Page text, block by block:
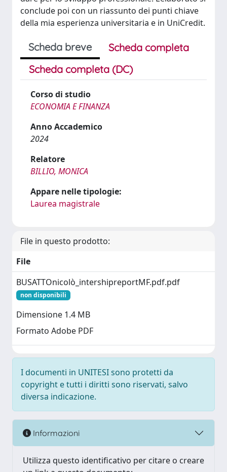
conclude poi con un riassunto dei punti chiave
della mia esperienza universitaria e in UniCredit.
Scheda breve
Scheda completa
Scheda completa (DC)
Corso di studio
ECONOMIA E FINANZA
Anno Accademico
2024
Relatore
BILLIO, MONICA
Appare nelle tipologie:
Laurea magistrale
File in questo prodotto:
File
BUSATTOnicolò_intershipreportMF.pdf.pdf
non disponibili
Dimensione 1.4 MB
Formato Adobe PDF
I documenti in UNITESI sono protetti da
copyright e tutti i diritti sono riservati, salvo
diversa indicazione.
Informazioni
Utilizza questo identificativo per citare o creare